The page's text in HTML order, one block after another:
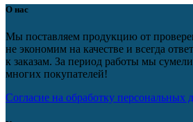
О нас
Мы поставляем продукцию от
не экономим на качестве и всегда
к заказам. За период работы мы сумели
многих покупателей!
Согласие на обработку персональных